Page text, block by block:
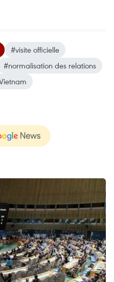
#visite officielle
#normalisation des relations